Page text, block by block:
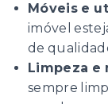
Móveis e
imóvel
de
Limpeza e
sempre